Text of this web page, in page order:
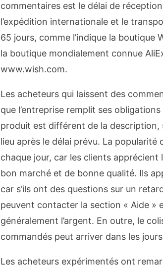
commentaires est le délai de
l’expédition internationale et le
65 jours, comme l’indique la boutique
la boutique mondialement connue
www.wish.com.
Les acheteurs qui laissent des
que l’entreprise remplit ses
produit est différent de la description,
lieu après le délai prévu. La popularité
chaque jour, car les clients apprécient
bon marché et de bonne qualité. Ils
car s’ils ont des questions sur un
peuvent contacter la section « Aide »
généralement l’argent. En outre, le
commandés peut arriver dans les
Les acheteurs expérimentés ont